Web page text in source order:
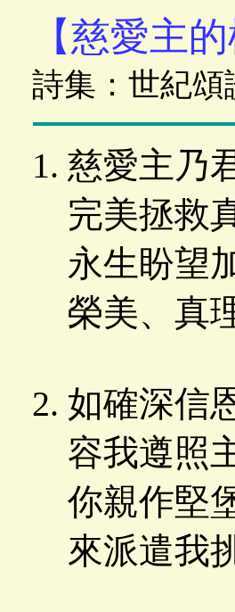
【慈愛主的
詩集：世紀頌
慈愛主乃
完美拯救
永生盼望
榮美、真
如確深信
容我遵照
你親作堅
來派遣我